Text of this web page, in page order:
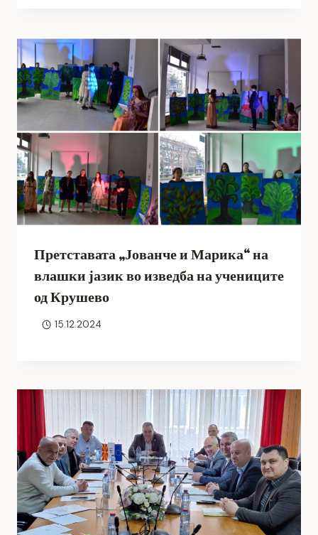
Претставата „Јованче и Марика“ на
влашки јазик во изведба на учениците
од Крушево
15.12.2024